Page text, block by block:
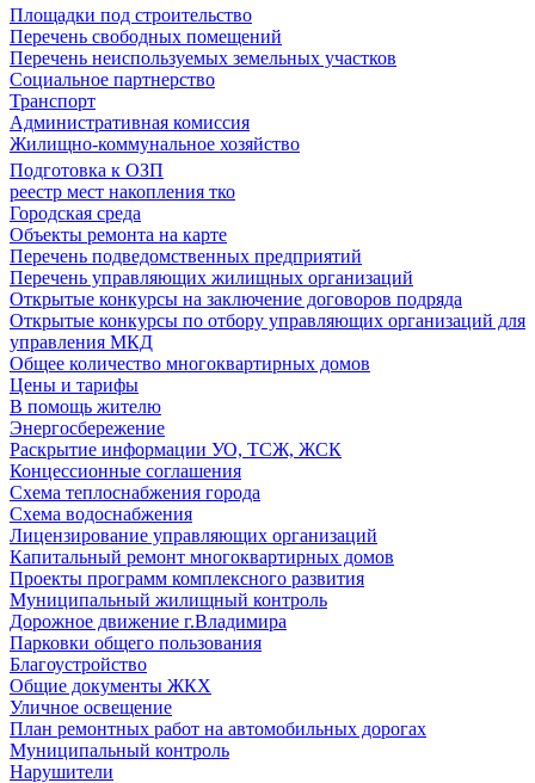
Площадки под строительство
Перечень свободных помещений
Перечень неиспользуемых земельных участков
Социальное партнерство
Транспорт
Административная комиссия
Жилищно-коммунальное хозяйство
Подготовка к ОЗП
реестр мест накопления тко
Городская среда
Объекты ремонта на карте
Перечень подведомственных предприятий
Перечень управляющих жилищных организаций
Открытые конкурсы на заключение договоров подряда
Открытые конкурсы по отбору управляющих организаций для
управления МКД
Общее количество многоквартирных домов
Цены и тарифы
В помощь жителю
Энергосбережение
Раскрытие информации УО, ТСЖ, ЖСК
Концессионные соглашения
Схема теплоснабжения города
Схема водоснабжения
Лицензирование управляющих организаций
Капитальный ремонт многоквартирных домов
Проекты программ комплексного развития
Муниципальный жилищный контроль
Дорожное движение г.Владимира
Парковки общего пользования
Благоустройство
Общие документы ЖКХ
Уличное освещение
План ремонтных работ на автомобильных дорогах
Муниципальный контроль
Нарушители